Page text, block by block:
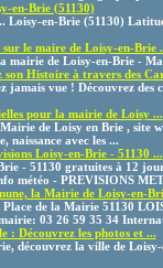
en-Brie (51130)
Loisy-en-Brie (51130)
le maire de Loisy-en-Brie
mairie de Loisy-en-Brie -
Histoire à travers des
jamais vue ! Découvrez des
pour la mairie de Loisy ...
de Loisy en Brie , site
naissance avec les ...
Loisy-en-Brie - 51130 ...
- 51130 gratuites à 12
météo - PREVISIONS
la Mairie de Loisy-en-
de la Mairie 51130
03 26 59 35 34
: Découvrez les photos et ...
découvrez la ville de